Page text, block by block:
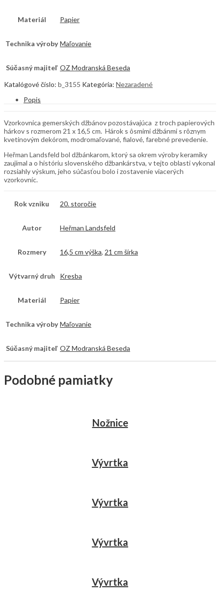
Materiál Papier
Technika výroby Maľovanie
Súčasný majiteľ OZ Modranská Beseda
Katalógové číslo: b_3155 Kategória: Nezaradené
Popis
Vzorkovnica gemerských džbánov pozostávajúca z troch papierových
hárkov s rozmerom 21 x 16,5 cm. Hárok s ôsmimi džbánmi s rôznym
kvetinovým dekórom, modromaľované, fialové, farebné prevedenie.
Heřman Landsfeld bol džbánkarom, ktorý sa okrem výroby keramiky
zaujímal a o históriu slovenského džbankárstva, v tejto oblasti vykonal
rozsiahly výskum, jeho súčasťou bolo i zostavenie viacerých
vzorkovníc.
Rok vzniku 20. storočie
Autor Heřman Landsfeld
Rozmery 16,5 cm výška, 21 cm šírka
Výtvarný druh Kresba
Materiál Papier
Technika výroby Maľovanie
Súčasný majiteľ OZ Modranská Beseda
Podobné pamiatky
Nožnice
Vývrtka
Vývrtka
Vývrtka
Vývrtka